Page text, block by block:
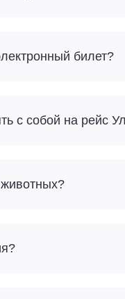
билет?